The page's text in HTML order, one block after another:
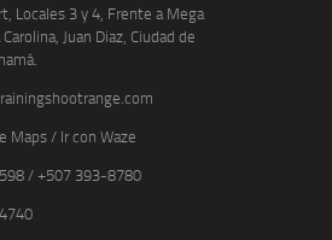
Locales 3 y 4, Frente a Mega
Juan Diaz, Ciudad de
Maps/ Ir con Waze
/+507 393-8780